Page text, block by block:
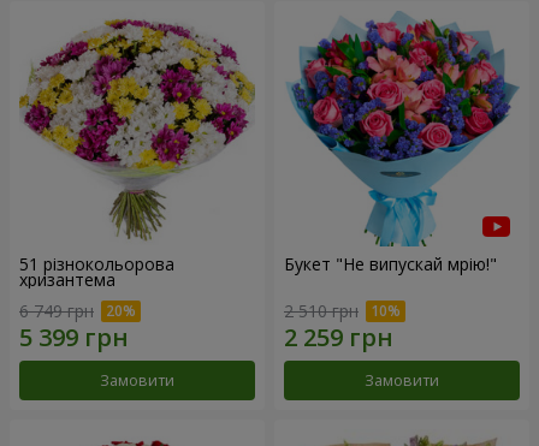
51 різнокольорова
хризантема
6 749 грн
Замовити
Букет "Не випускай мрію!"
2 510 грн
Замовити